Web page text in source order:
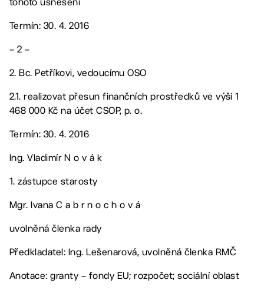
Termín: 30. 4. 2016
– 2 –
2. Bc. Petříkovi, vedoucímu OSO
2.1. realizovat přesun finančních prostředků ve výši 1
468 000 Kč na účet CSOP, p. o.
Termín: 30. 4. 2016
Ing. Vladimír N o v á k
1. zástupce starosty
Mgr. Ivana C a b r n o c h o v á
uvolněná členka rady
Předkladatel: Ing. Lešenarová, uvolněná členka RMČ
Anotace: granty – fondy EU; rozpočet; sociální oblast